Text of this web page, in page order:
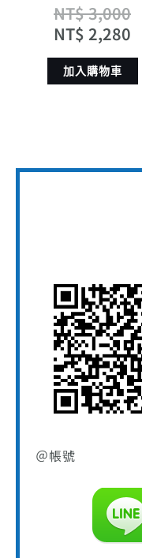
NT$3,000
NT$ 2,280
加入購物車
＠帳號